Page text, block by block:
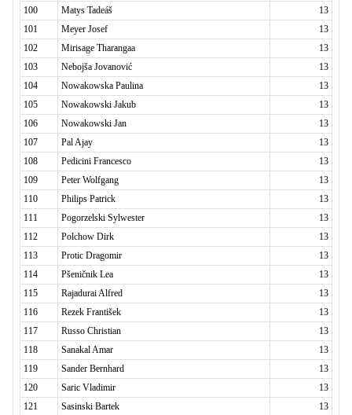
100
Matys Tadeáš
13
101
Meyer Josef
13
102
Mirisage Tharangaa
13
103
Nebojša Jovanović
13
104
Nowakowska Paulina
13
105
Nowakowski Jakub
13
106
Nowakowski Jan
13
107
Pal Ajay
13
108
Pedicini Francesco
13
109
Peter Wolfgang
13
110
Philips Patrick
13
111
Pogorzelski Sylwester
13
112
Polchow Dirk
13
113
Protic Dragomir
13
114
Pšeničnik Lea
13
115
Rajadurai Alfred
13
116
Rezek František
13
117
Russo Christian
13
118
Sanakal Amar
13
119
Sander Bernhard
13
120
Saric Vladimir
13
121
Sasinski Bartek
13